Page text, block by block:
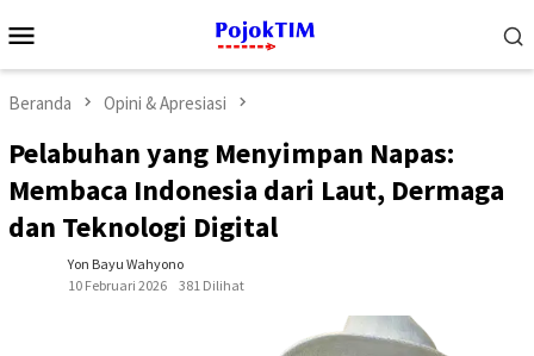
ke
Mobile
Beranda Opini & Apresiasi
Pelabuhan yang Menyimpan Napas:
Membaca Indonesia dari Laut, Dermaga
dan Teknologi Digital
Yon Bayu Wahyono
10 Februari 2026
381 Dilihat